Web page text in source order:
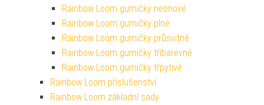
Rainbow Loom gumičky neonové
Rainbow Loom gumičky plné
Rainbow Loom gumičky průsvitné
Rainbow Loom gumičky tříbarevné
Rainbow Loom gumičky třpytivé
Rainbow Loom příslušenství
Rainbow Loom základní sady